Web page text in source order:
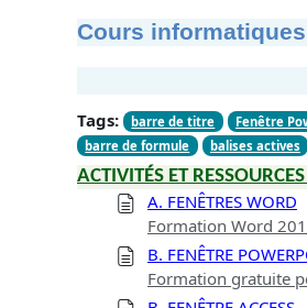
Cours
Tags: barre de titre Fenêtre
barre de formule
balises actives
ACTIVITÉS ET
A. FENÊTRES WORD
Formation Word
B. FENÊTRE
Formation gratuite